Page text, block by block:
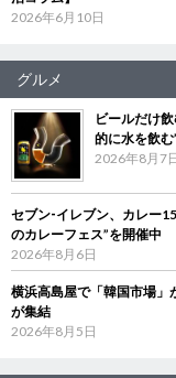
2026年6月10日
グルメ
ビールだけ
的に水を飲
2026年8月7
セブン‐イレブン、カレー
のカレーフェス”を開催中
2026年8月6日
横浜高島屋で「韓国市場
が集結
2026年8月5日